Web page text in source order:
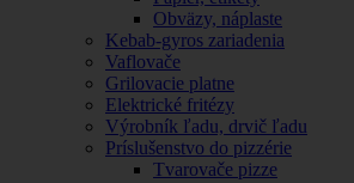
Obväzy, náplaste
Kebab-gyros zariadenia
Vaflovače
Grilovacie platne
Elektrické fritézy
Výrobník ľadu, drvič ľadu
Príslušenstvo do pizzérie
Tvarovače pizze